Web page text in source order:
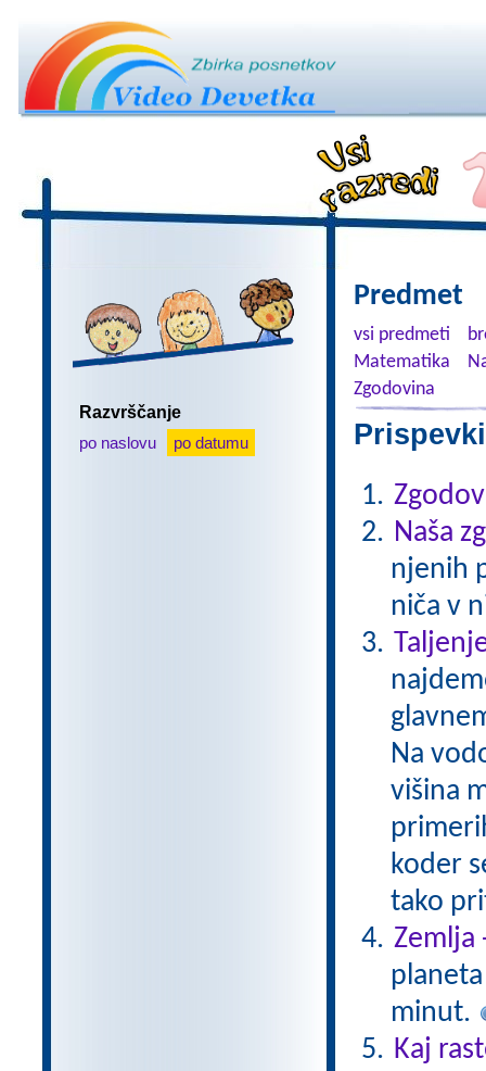
Razvrščanje
po naslovu
po datumu
Predmet
vsi predmeti
Matematika
Zgodovina
Naša
njenih
niča v
Na
višina
koder
tako
Zemlja
minut.
Kaj